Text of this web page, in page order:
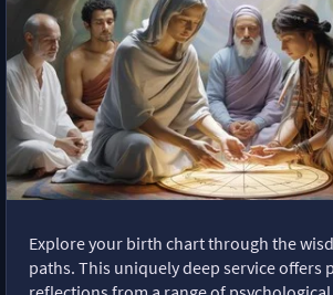
Explore your birth chart through the
paths. This uniquely deep service offers